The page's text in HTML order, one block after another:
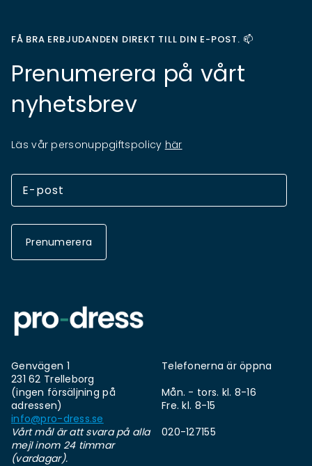
FÅ BRA ERBJUDANDEN DIREKT TILL DIN E-POST. 📫
Prenumerera på vårt
nyhetsbrev
Läs vår personuppgiftspolicy här
Prenumerera
Genvägen 1
231 62 Trelleborg
(ingen försäljning på
adressen)
info@pro-dress.se
Vårt mål är att svara på alla
mejl inom 24 timmar
(vardagar).
Telefonerna är öppna
Mån. - tors. kl. 8-16
Fre. kl. 8-15
020-127155